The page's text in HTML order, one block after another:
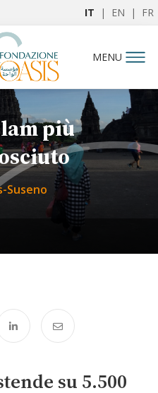
IT | EN | FR
MENU
più
Suseno
su 5.500